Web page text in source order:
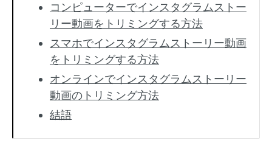
コンピューターでインスタグラムストー
リー動画をトリミングする方法
スマホでインスタグラムストーリー動画
をトリミングする方法
オンラインでインスタグラムストーリー
動画のトリミング方法
結語